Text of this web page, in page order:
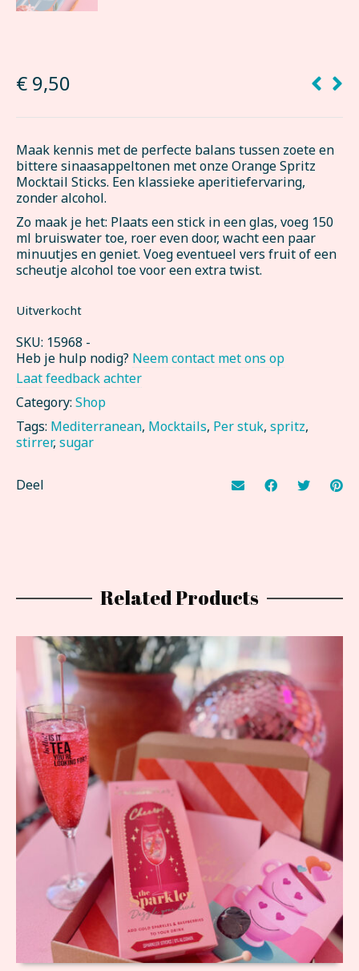
€ 9,50
Maak kennis met de perfecte balans tussen zoete en
bittere sinaasappeltonen met onze Orange Spritz
Mocktail Sticks. Een klassieke aperitiefervaring,
zonder alcohol.
Zo maak je het: Plaats een stick in een glas, voeg 150
ml bruiswater toe, roer even door, wacht een paar
minuutjes en geniet. Voeg eventueel vers fruit of een
scheutje alcohol toe voor een extra twist.
Uitverkocht
SKU: 15968 -
Heb je hulp nodig? Neem contact met ons op
Laat feedback achter
Category: Shop
Tags: Mediterranean, Mocktails, Per stuk, spritz,
stirrer, sugar
Deel
Related Products